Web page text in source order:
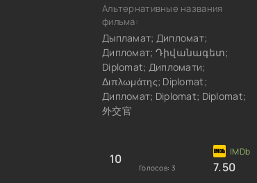
Альтернативные названия
фильма:
Дыпламат; Дипломат;
Дипломат; Դիվանագետ;
Diplomat; Дипломати;
Διπλωμάτης; Diplomat;
Дипломат; Diplomat; Diplomat;
外交官
10
Голосов: 3 7.50